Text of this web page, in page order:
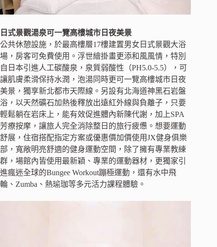
日式景觀湯泉可一覽高樓城市日夜美景
公共休憩設施，於最高樓層17樓建置男女日式景觀大浴
場，房客可免費使用。浮世繪掛畫更添和風風情，特別
自日本引進人工碳酸泉，泉質弱酸性（PH5.0-5.5），可
讓肌膚柔滑保持水潤，泡湯同時更可一覽高樓城市日夜
美景，獨享新北都市天際線。另設有北海道神黑石岩盤
浴，以天然礦石加熱後釋放出遠紅外線與負離子，只要
輕鬆躺在岩床上，能有效促進體內新陳代謝，加上SPA
芳療按摩，讓旅人完全消除整日的旅行疲憊。想要運動
舒展，住宿搭配指定方案或優惠價加價使用JX健身俱樂
部，寬敞明亮舒適的健身運動空間，除了擁有專業教練
群，場館內皆使用最新穎、專業的運動器材，更獨家引
進瘋迷全球的Bungee Workout蹦極運動，還有水中飛
輪、Zumba、熱瑜珈等多元活力課程體驗。